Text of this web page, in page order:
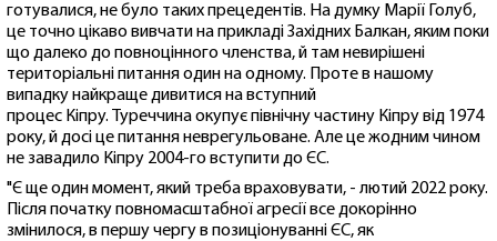
готувалися, не було таких прецедентів. На думку Марії Голуб,
це точно цікаво вивчати на прикладі Західних Балкан, яким поки
що далеко до повноцінного членства, й там невирішені
територіальні питання один на одному. Проте в нашому
випадку найкраще дивитися на вступний
процес Кіпру. Туреччина окупує північну частину Кіпру від 1974
року, й досі це питання неврегульоване. Але це жодним чином
не завадило Кіпру 2004-го вступити до ЄС.
"Є ще один момент, який треба враховувати, - лютий 2022 року.
Після початку повномасштабної агресії все докорінно
змінилося, в першу чергу в позиціонуванні ЄС, як